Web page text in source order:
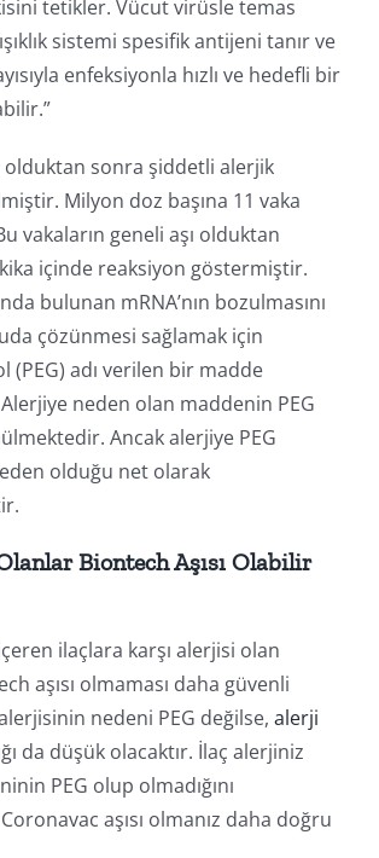
tetikler. Vücut virüsle temas
sistemi spesifik antijeni tanır ve
enfeksiyonla hızlı ve hedefli bir
olduktan sonra şiddetli alerjik
Milyon doz başına 11 vaka
vakaların geneli aşı olduktan
içinde reaksiyon göstermiştir.
bulunan mRNA’nın bozulmasını
çözünmesi sağlamak için
(PEG) adı verilen bir madde
Alerjiye neden olan maddenin PEG
Ancak alerjiye PEG
olduğu net olarak
Biontech Aşısı Olabilir
ilaçlara karşı alerjisi olan
aşısı olmaması daha güvenli
nedeni PEG değilse, alerji
da düşük olacaktır. İlaç alerjiniz
PEG olup olmadığını
aşısı olmanız daha doğru